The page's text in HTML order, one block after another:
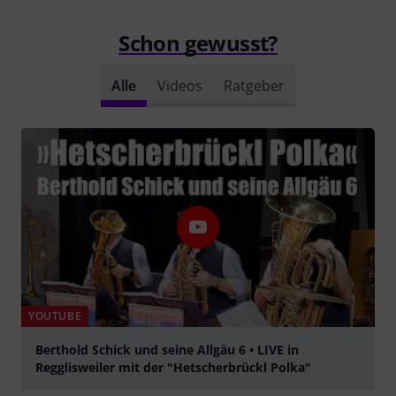
Schon gewusst?
Alle Videos Ratgeber
YOUTUBE
Berthold Schick und seine Allgäu 6 • LIVE in
Regglisweiler mit der "Hetscherbrückl Polka"